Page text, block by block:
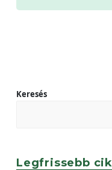
Keresés
Legfrissebb